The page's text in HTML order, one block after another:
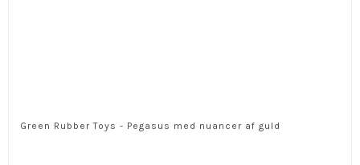
Green Rubber Toys - Pegasus med nuancer af guld